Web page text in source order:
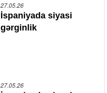
27.05.26
İspaniyada siyasi
gərginlik
27.05.26